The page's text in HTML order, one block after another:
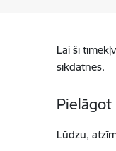
Lai šī
sīkdatnes.
Lūdzu,